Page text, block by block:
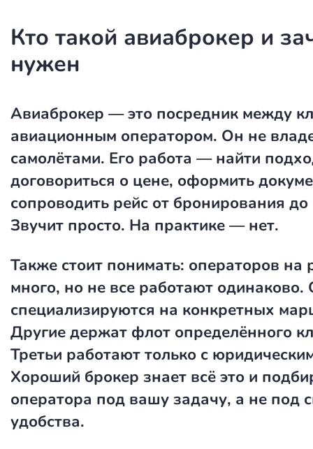
Кто такой авиаброкер и
нужен
Авиаброкер — это посредник между
авиационным оператором. Он не
самолётами. Его работа — найти
договориться о цене, оформить
сопроводить рейс от бронирования до
Звучит просто. На практике — нет.
Также стоит понимать: операторов на
много, но не все работают одинаково.
специализируются на конкретных
Другие держат флот определённого
Третьи работают только с
Хороший брокер знает всё это и
оператора под вашу задачу, а не под
удобства.